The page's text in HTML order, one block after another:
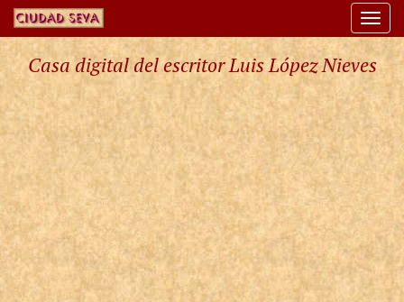
Casa digital del escritor Luis López Nieves